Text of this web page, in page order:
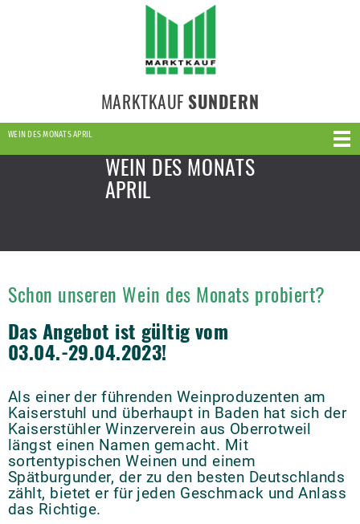
MARKTKAUF SUNDERN
WEIN DES MONATS APRIL
WEIN DES MONATS
APRIL
Schon unseren Wein des Monats probiert?
Das Angebot ist gültig vom
03.04.-29.04.2023!
Als einer der führenden Weinproduzenten am
Kaiserstuhl und überhaupt in Baden hat sich der
Kaiserstühler Winzerverein aus Oberrotweil
längst einen Namen gemacht. Mit
sortentypischen Weinen und einem
Spätburgunder, der zu den besten Deutschlands
zählt, bietet er für jeden Geschmack und Anlass
das Richtige.